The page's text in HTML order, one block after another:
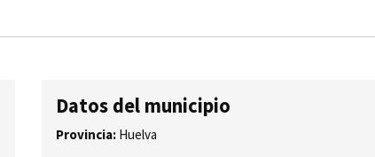
Datos del municipio
Provincia: Huelva